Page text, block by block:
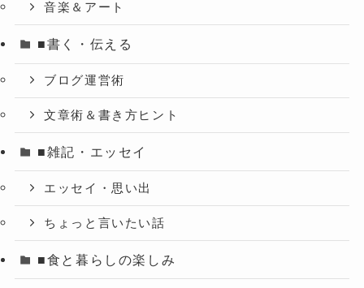
音楽＆アート
■書く・伝える
ブログ運営術
文章術＆書き方ヒント
■雑記・エッセイ
エッセイ・思い出
ちょっと言いたい話
■食と暮らしの楽しみ